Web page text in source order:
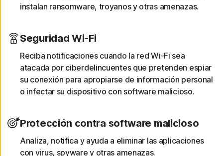
instalan ransomware, troyanos y otras amenazas.
Seguridad Wi-Fi
Reciba notificaciones cuando la red Wi-Fi sea
atacada por ciberdelincuentes que pretenden espiar
su conexión para apropiarse de información personal
o infectar su dispositivo con software malicioso.
Protección contra software malicioso
Analiza, notifica y ayuda a eliminar las aplicaciones
con virus, spyware y otras amenazas.